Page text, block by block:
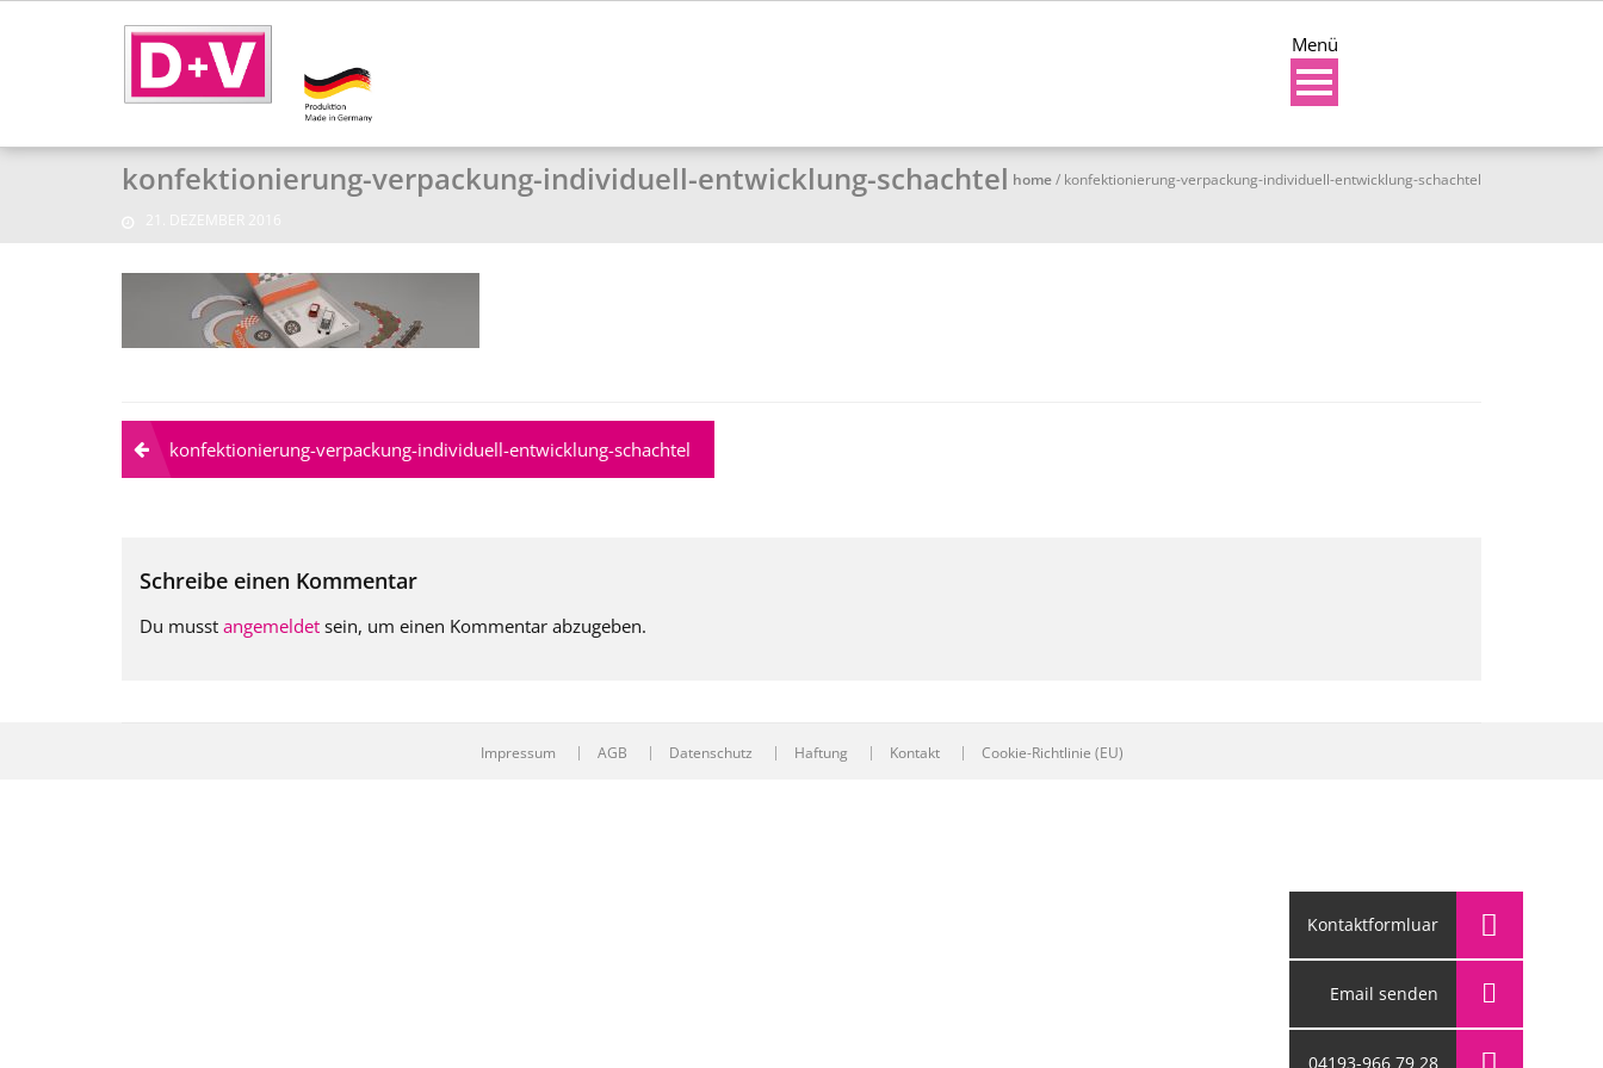
Menü
konfektionierung-verpackung-individuell-entwicklung-schachtel home/ konfektionierung-verpackung-individuell-entwicklung-schachtel
Beitragsnavigation
konfektionierung-verpackung-individuell-entwicklung-schachtel
Schreibe einen Kommentar
Du musst angemeldet sein, um einen Kommentar abzugeben.
Impressum AGB Datenschutz Haftung Kontakt Cookie-Richtlinie (EU)